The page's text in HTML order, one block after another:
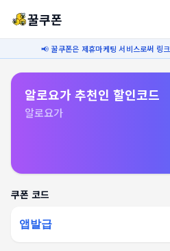
꿀쿠폰
📢 꿀쿠폰은 제휴마케팅 서비스로써 링
알로요가 추천인 할인코드​
알로요가
쿠폰 코드
앱발급